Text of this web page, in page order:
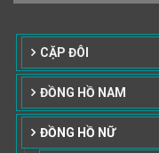
CẶP ĐÔI
ĐỒNG HỒ NAM
ĐỒNG HỒ NỮ